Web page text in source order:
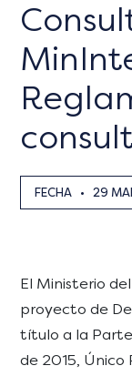
FECHA • 29
El Ministerio
proyecto de
título a la
de 2015,